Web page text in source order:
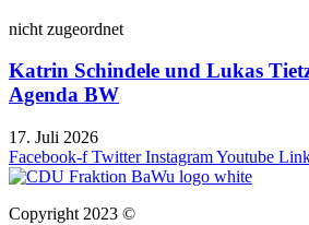
nicht zugeordnet
Katrin Schindele und Lukas
Agenda BW
17. Juli 2026
Facebook-f Twitter InstagramYoutube
Copyright 2023 ©